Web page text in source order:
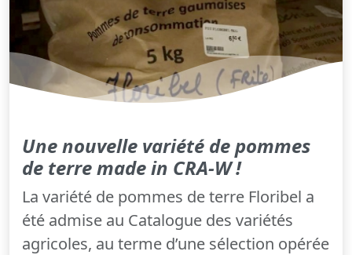
Une nouvelle variété de pommes
de terre made in CRA-W !
La variété de pommes de terre Floribel a
été admise au Catalogue des variétés
agricoles, au terme d’une sélection opérée